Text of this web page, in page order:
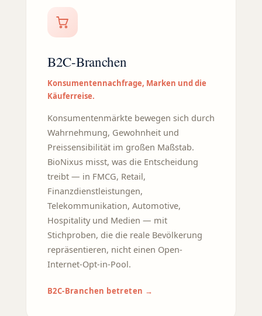
B2C-Branchen
Konsumentennachfrage, Marken und die
Käuferreise.
Konsumentenmärkte bewegen sich durch
Wahrnehmung, Gewohnheit und
Preissensibilität im großen Maßstab.
BioNixus misst, was die Entscheidung
treibt — in FMCG, Retail,
Finanzdienstleistungen,
Telekommunikation, Automotive,
Hospitality und Medien — mit
Stichproben, die die reale Bevölkerung
repräsentieren, nicht einen Open-
Internet-Opt-in-Pool.
B2C-Branchen betreten →